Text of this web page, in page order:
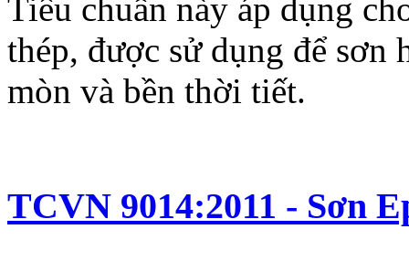
Tiêu chuẩn này áp dụng
thép, được sử dụng để sơn
mòn và bền thời tiết.
TCVN 9014:2011 - Sơn